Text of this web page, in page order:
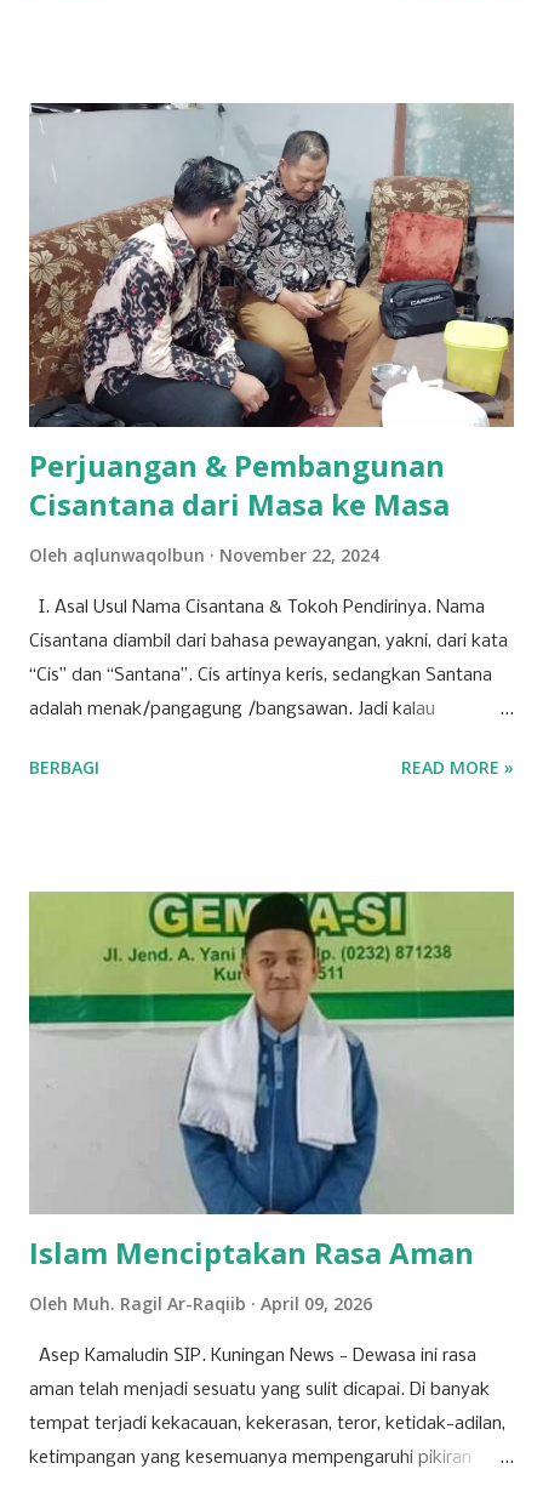
28 Maret 2026 lalu, Ikyy memberanikan diri untuk tampil
dalam ajang pencarian bakat bergengsi, DMD (Dangdut
Mania Dadakan). Meski belum berhasil keluar sebagai juara,
pengalaman tersebut menjadi tonggak sejarah penting
dalam karier bermusiknya. “Iya alhamdulillah aktu tannggal
28 maret kemarin, ikut dmd ya walaupun tidak sampai jadi
juara cuman aku ingin terus mendalami dan berkiprah lewat
karya Aku di dunia seni musik ini,” tuturnya kala
diwawancara Kamis (9/4/2026). Baginya, kegagalan...
Perjuangan & Pembangunan
Cisantana dari Masa ke Masa
Oleh aqlunwaqolbun November 22, 2024
I. Asal Usul Nama Cisantana & Tokoh Pendirinya. Nama
Cisantana diambil dari bahasa pewayangan, yakni, dari kata
“Cis” dan “Santana”. Cis artinya keris, sedangkan Santana
adalah menak/pangagung /bangsawan. Jadi kalau
pangagung/ bangsawan, atau juga bisa berarti seorang
bangsawan/ningrat, berwibawa, berpendidikan. Menurut
cerita leluhur, Cis = keris dari seorang bangsawan/menak
tersebut melayang dan jatuh di blok
pangbadakan/sekarang blok Cimantri sebelah utara Dusun
Malaraman, dahulu disana tempatnya pangguyangan badak
(badak mandi lumpur) dan dari Pena/ pulpen yang sering
dipakai menulis oleh bangsawan tersebut terbanglah ke
Panulisan, maka sangatlah kental ada istilah Cisantana-
Panulisan . Wilayah Kabupaten Kuningan, sudah disebut
dalam jaman keraja...
BERBAGI READ MORE »
Islam Menciptakan Rasa Aman
Oleh Muh. Ragil Ar-Raqiib April 09, 2026
Asep Kamaludin SIP. Kuningan News - Dewasa ini rasa
aman telah menjadi sesuatu yang sulit dicapai. Di banyak
tempat terjadi kekacauan, kekerasan, teror, ketidak-adilan,
ketimpangan yang kesemuanya mempengaruhi pikiran